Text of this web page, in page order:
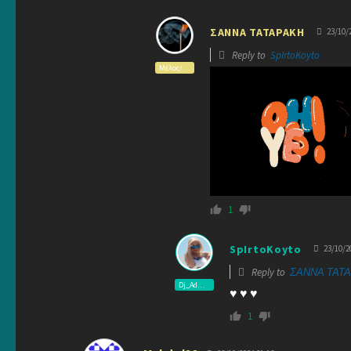
Μέλος/Member
ΣΑΝΝΑ ΤΑΤΑΡΑΚΗ 23/10/
Reply to SpIrtoKoyto
1
Dj_Admin
SpIrtoKoyto 23/10/
Reply to ΣΑΝΝΑ
♥ ♥ ♥
1